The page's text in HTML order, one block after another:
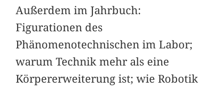
Außerdem im Jahrbuch:
Figurationen des
Phänomenotechnischen im Labor;
warum Technik mehr als eine
Körpererweiterung ist; wie Robotik